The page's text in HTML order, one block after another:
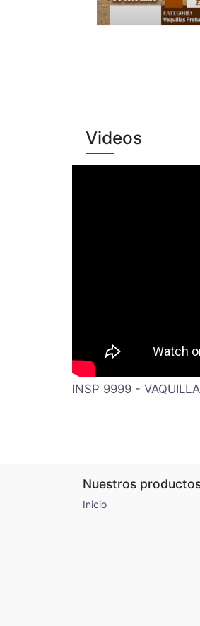
Videos
INSP 9999 -
Nuestros
Inicio